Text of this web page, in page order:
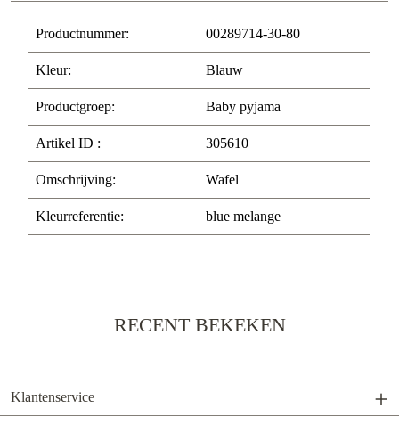
Productnummer: 00289714-30-80
Kleur: Blauw
Productgroep: Baby pyjama
Artikel ID : 305610
Omschrijving: Wafel
Kleurreferentie: blue melange
RECENT BEKEKEN
Klantenservice